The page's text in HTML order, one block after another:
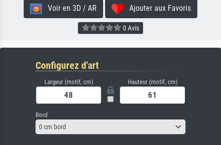
Voir en 3D / AR Ajouter aux Favoris
0 Avis
Configurez d'art
Largeur (motif, cm) Hauteur (motif, cm)
Bord
0 cm bord